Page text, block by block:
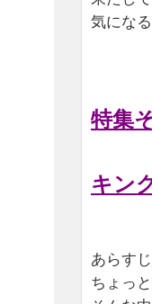
気にな
特集
キン
あらす
ちょっ